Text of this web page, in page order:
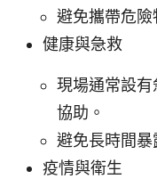
避免攜帶危險
健康與急救
現場通常設
協助。
避免長時間暴
疫情與衛生